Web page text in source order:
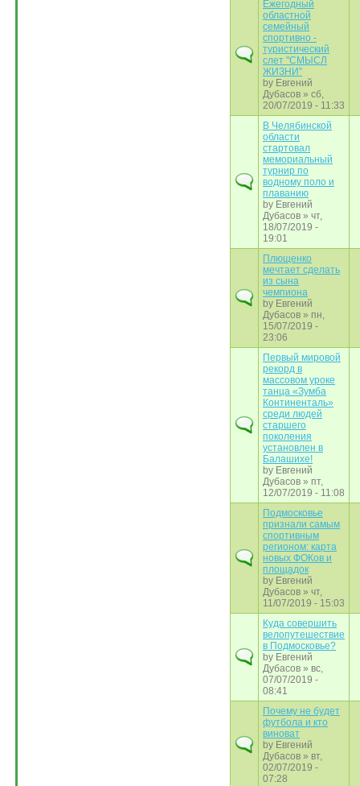
Ежегодный
областной
семейный
спортивно -
туристический
слет "СМЫСЛ
ЖИЗНИ”
by Евгений
Дубасов » сб,
20/07/2019 - 11:33
В Челябинской
области
стартовал
мемориальный
турнир по
водному поло и
плаванию
by Евгений
Дубасов » чт,
18/07/2019 -
19:01
Плющенко
мечтает сделать
из сына
чемпиона
by Евгений
Дубасов » пн,
15/07/2019 -
23:06
Первый мировой
рекорд в
массовом уроке
танца «Зумба
Континенталь»
среди людей
старшего
поколения
установлен в
Балашихе!
by Евгений
Дубасов » пт,
12/07/2019 - 11:08
Подмосковье
признали самым
спортивным
регионом: карта
новых ФОКов и
площадок
by Евгений
Дубасов » чт,
11/07/2019 - 15:03
Куда совершить
велопутешествие
в Подмосковье?
by Евгений
Дубасов » вс,
07/07/2019 -
08:41
Почему не будет
футбола и кто
виноват
by Евгений
Дубасов » вт,
02/07/2019 -
07:28